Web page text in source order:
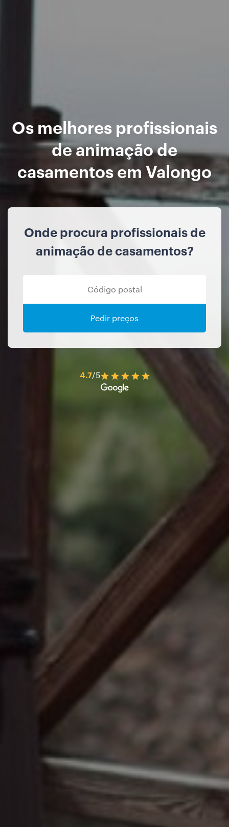
Os melhores profissionais
de animação de
casamentos em Valongo
Onde procura profissionais de
animação de casamentos?
Pedir preços
4.7/5